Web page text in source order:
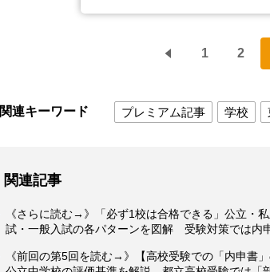
1 2
関連キーワード プレミアム記事 学校
関連記事
《さらに読む→》「必ず1校は合格できる」公立・
試・一般入試の各パターンを図解 受験対策では内
《前回の第5回を読む→》【高校受験での「内申書